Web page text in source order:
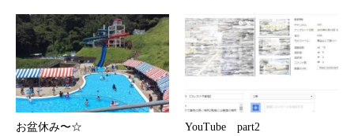
お盆休み〜☆ YouTube part2